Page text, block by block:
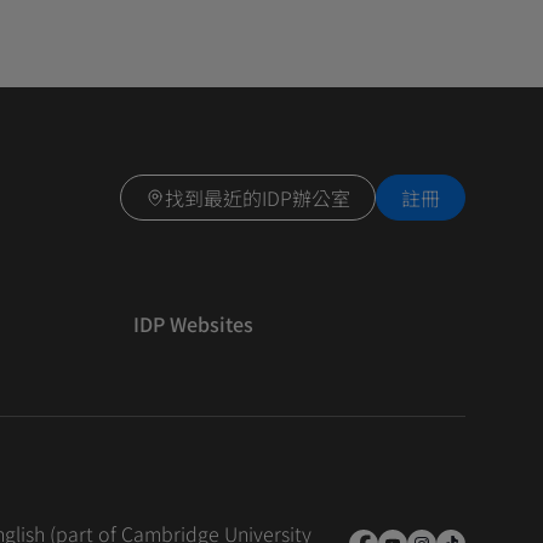
找到最近的IDP辦公室 註冊
IDP Websites
(part of Cambridge University